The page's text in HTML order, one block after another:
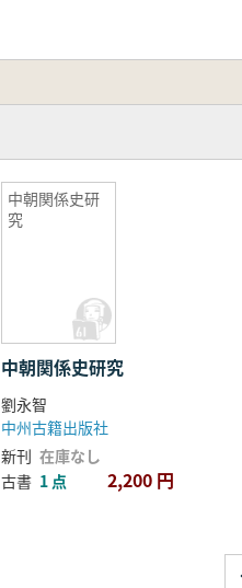
中朝関係史研
究
中朝関係史研究
劉永智
中州古籍出版社
新刊 在庫なし
古書 1 点 2,200 円